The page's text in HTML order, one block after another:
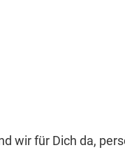
wir für Dich da,